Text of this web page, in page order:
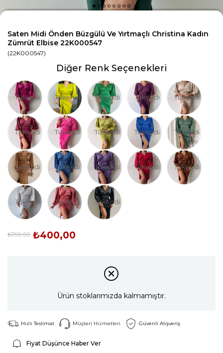
Saten Midi Önden Büzgülü Ve Yırtmaçlı Christina Kadın
Zümrüt Elbise 22K000547
(22K000547)
Diğer Renk Seçenekleri
Tükendi Tükendi Tükendi Tükendi Tükendi
Tükendi Tükendi Tükendi Tükendi Tükendi
Tükendi Tükendi Tükendi Tükendi Tükendi
Tükendi Tükendi Tükendi
₺799,99 ₺400,00
Ürün stoklarımızda kalmamıştır.
Hızlı Teslimat Müşteri Hizmetleri Güvenli Alışveriş
Fiyat Düşünce Haber Ver